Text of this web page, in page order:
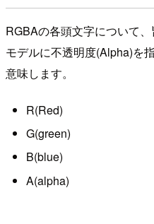
RGBAの各頭文字について
モデルに不透明度(Alpha)を
意味します。
R(Red)
G(green)
B(blue)
A(alpha)